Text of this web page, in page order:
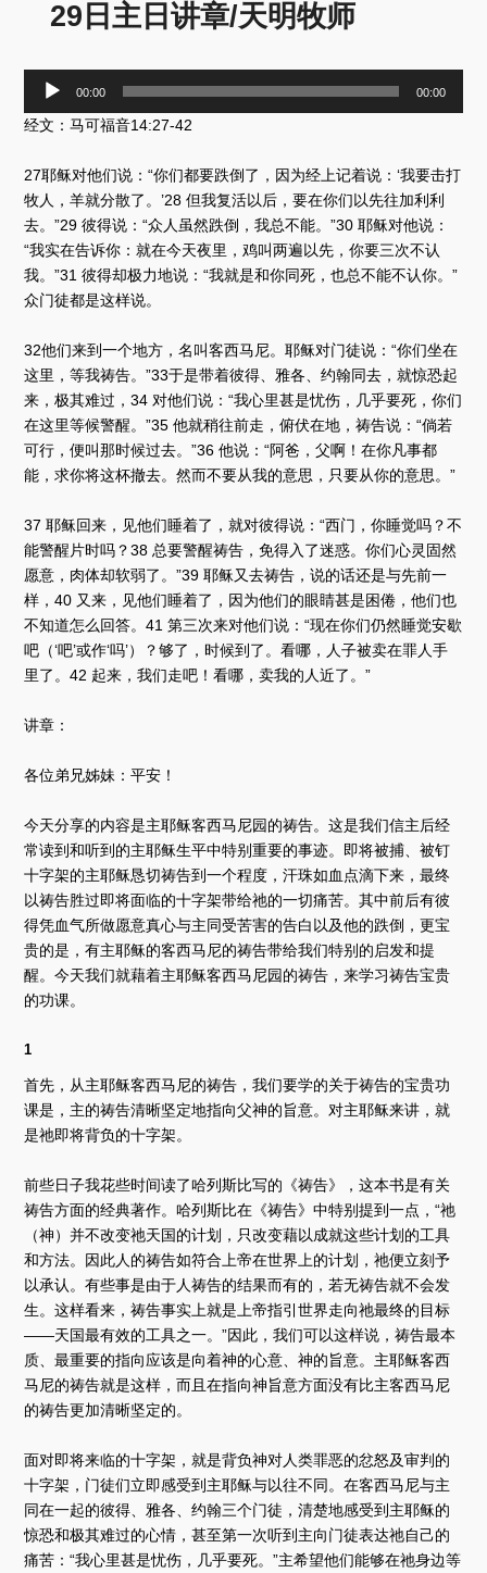
29日主日讲章/天明牧师
播
器
00:00 00:00
经文：马可福音14:27-42
27耶稣对他们说：“你们都要跌倒了，因为经上记着说：‘我要击打
牧人，羊就分散了。’28 但我复活以后，要在你们以先往加利利
去。”29 彼得说：“众人虽然跌倒，我总不能。”30 耶稣对他说：
“我实在告诉你：就在今天夜里，鸡叫两遍以先，你要三次不认
我。”31 彼得却极力地说：“我就是和你同死，也总不能不认你。”
众门徒都是这样说。
32他们来到一个地方，名叫客西马尼。耶稣对门徒说：“你们坐在
这里，等我祷告。”33于是带着彼得、雅各、约翰同去，就惊恐起
来，极其难过，34 对他们说：“我心里甚是忧伤，几乎要死，你们
在这里等候警醒。”35 他就稍往前走，俯伏在地，祷告说：“倘若
可行，便叫那时候过去。”36 他说：“阿爸，父啊！在你凡事都
能，求你将这杯撤去。然而不要从我的意思，只要从你的意思。”
37 耶稣回来，见他们睡着了，就对彼得说：“西门，你睡觉吗？不
能警醒片时吗？38 总要警醒祷告，免得入了迷惑。你们心灵固然
愿意，肉体却软弱了。”39 耶稣又去祷告，说的话还是与先前一
样，40 又来，见他们睡着了，因为他们的眼睛甚是困倦，他们也
不知道怎么回答。41 第三次来对他们说：“现在你们仍然睡觉安歇
吧（‘吧’或作‘吗’）？够了，时候到了。看哪，人子被卖在罪人手
里了。42 起来，我们走吧！看哪，卖我的人近了。”
讲章：
各位弟兄姊妹：平安！
今天分享的内容是主耶稣客西马尼园的祷告。这是我们信主后经
常读到和听到的主耶稣生平中特别重要的事迹。即将被捕、被钉
十字架的主耶稣恳切祷告到一个程度，汗珠如血点滴下来，最终
以祷告胜过即将面临的十字架带给祂的一切痛苦。其中前后有彼
得凭血气所做愿意真心与主同受苦害的告白以及他的跌倒，更宝
贵的是，有主耶稣的客西马尼的祷告带给我们特别的启发和提
醒。今天我们就藉着主耶稣客西马尼园的祷告，来学习祷告宝贵
的功课。
1
首先，从主耶稣客西马尼的祷告，我们要学的关于祷告的宝贵功
课是，主的祷告清晰坚定地指向父神的旨意。对主耶稣来讲，就
是祂即将背负的十字架。
前些日子我花些时间读了哈列斯比写的《祷告》，这本书是有关
祷告方面的经典著作。哈列斯比在《祷告》中特别提到一点，“祂
（神）并不改变祂天国的计划，只改变藉以成就这些计划的工具
和方法。因此人的祷告如符合上帝在世界上的计划，祂便立刻予
以承认。有些事是由于人祷告的结果而有的，若无祷告就不会发
生。这样看来，祷告事实上就是上帝指引世界走向祂最终的目标
——天国最有效的工具之一。”因此，我们可以这样说，祷告最本
质、最重要的指向应该是向着神的心意、神的旨意。主耶稣客西
马尼的祷告就是这样，而且在指向神旨意方面没有比主客西马尼
的祷告更加清晰坚定的。
面对即将来临的十字架，就是背负神对人类罪恶的忿怒及审判的
十字架，门徒们立即感受到主耶稣与以往不同。在客西马尼与主
同在一起的彼得、雅各、约翰三个门徒，清楚地感受到主耶稣的
惊恐和极其难过的心情，甚至第一次听到主向门徒表达祂自己的
痛苦：“我心里甚是忧伤，几乎要死。”主希望他们能够在祂身边等